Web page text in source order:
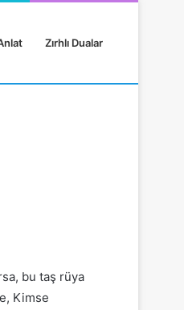
Zırhlı Dualar
bu taş rüya
Kimse